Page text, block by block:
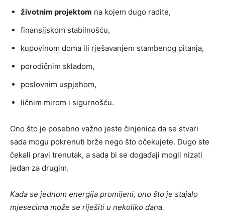
životnim projektom na kojem dugo radite,
finansijskom stabilnošću,
kupovinom doma ili rješavanjem stambenog pitanja,
porodičnim skladom,
poslovnim uspjehom,
ličnim mirom i sigurnošću.
Ono što je posebno važno jeste činjenica da se stvari
sada mogu pokrenuti brže nego što očekujete. Dugo ste
čekali pravi trenutak, a sada bi se događaji mogli nizati
jedan za drugim.
Kada se jednom energija promijeni, ono što je stajalo
mjesecima može se riješiti u nekoliko dana.